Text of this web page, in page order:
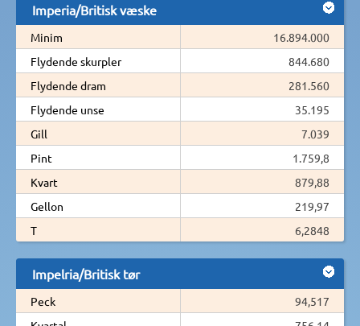
Imperia/Britisk væske
Minim
16.894.000
Flydende skurpler
844.680
Flydende dram
281.560
Flydende unse
35.195
Gill
7.039
Pint
1.759,8
Kvart
879,88
Gellon
219,97
T
6,2848
Impelria/Britisk tør
Peck
94,517